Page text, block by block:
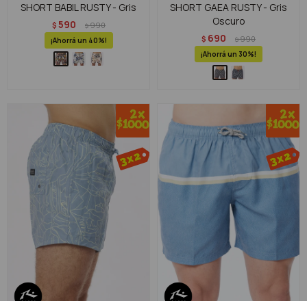
SHORT BABIL RUSTY - Gris
$ 590 $990
40
SHORT GAEA RUSTY - Gris
Oscuro
$ 690 $990
30